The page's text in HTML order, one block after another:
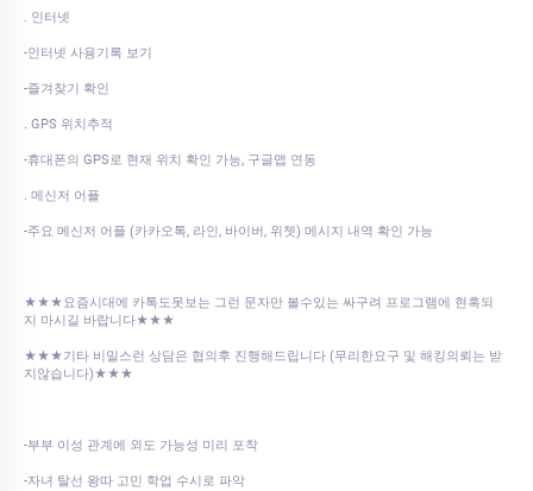
. 인터넷
-인터넷 사용기록 보기
-즐겨찾기 확인
. GPS 위치추적
-휴대폰의 GPS로 현재 위치 확인 가능, 구글맵 연동
. 메신저 어플
-주요 메신저 어플 (카카오톡, 라인, 바이버, 위쳇) 메시지 내역 확인 가능
★★★요즘시대에 카톡도못보는 그런 문자만 볼수있는 싸구려 프로그램에 현혹되
지 마시길 바랍니다★★★
★★★기타 비밀스런 상담은 협의후 진행해드립니다 (무리한요구 및 해킹의뢰는 받
지않습니다)★★★
-부부 이성 관계에 외도 가능성 미리 포착
-자녀 탈선 왕따 고민 학업 수시로 파악